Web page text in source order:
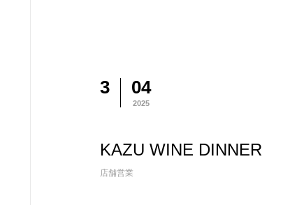
3 04
2025
KAZU WINE DINNER
店舗営業